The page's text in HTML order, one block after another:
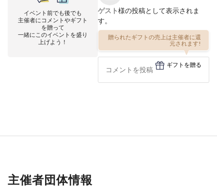
イベント前でも後でも
主催者にコメントやギフト
を贈って
一緒にこのイベントを盛り
上げよう！
ゲスト様の投稿として表示されま
す。
贈られたギフトの売上は主催者に還
元されます!
ギフトを贈る
主催者団体情報